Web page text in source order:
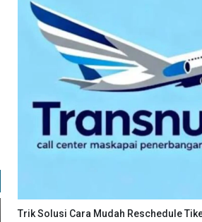
Trik Solusi Cara Mudah Reschedule